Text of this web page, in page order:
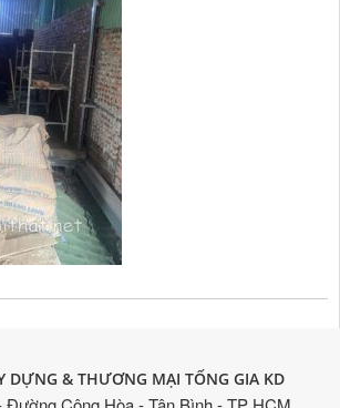
DỰNG & THƯƠNG MẠI TỐNG GIA KD